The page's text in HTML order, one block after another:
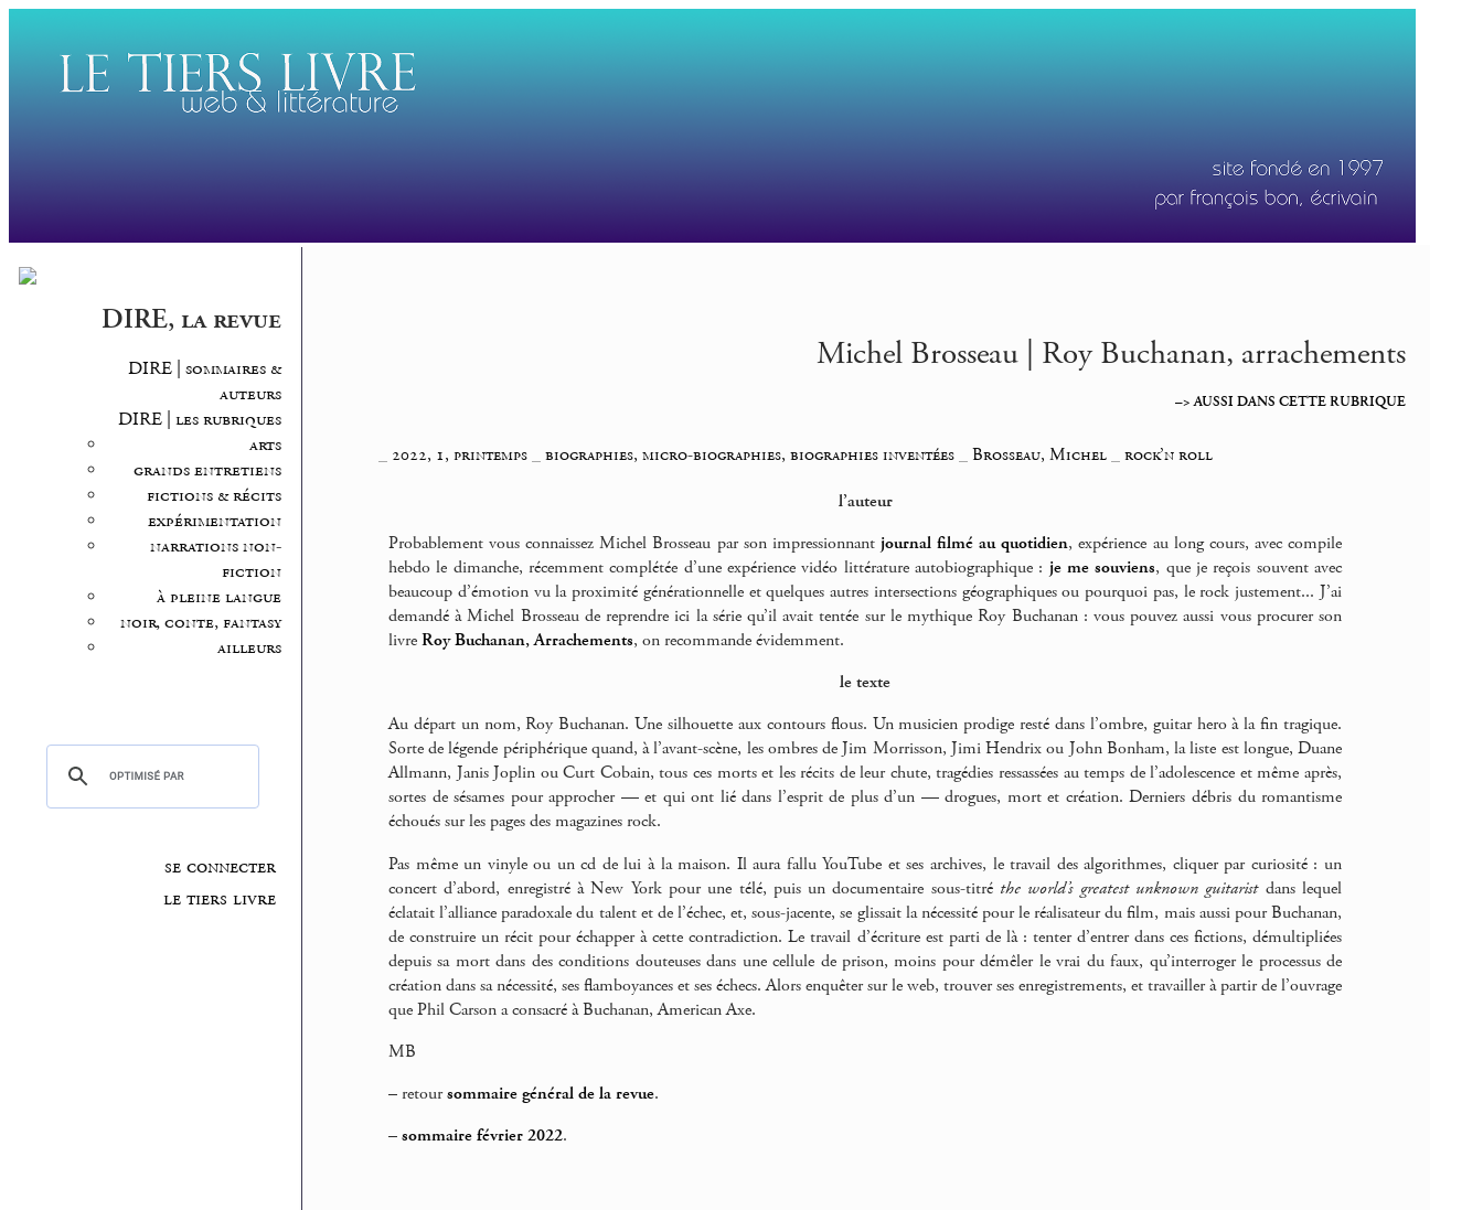
DIRE, la revue
DIRE | sommaires &
auteurs
DIRE | les rubriques
arts
grands entretiens
fictions & récits
expérimentation
narrations non-
fiction
à pleine langue
noir, conte, fantasy
ailleurs
se connecter
le tiers livre
Michel Brosseau | Roy Buchanan, arrachements
–> AUSSI DANS CETTE RUBRIQUE
_ 2022, 1, printemps _biographies, micro-biographies, biographies inventées _Brosseau, Michel _rock’n roll
l’auteur
Probablement vous connaissez Michel Brosseau par son impressionnant journal filmé au quotidien, expérience au long cours, avec compile
hebdo le dimanche, récemment complétée d’une expérience vidéo littérature autobiographique : je me souviens, que je reçois souvent avec
beaucoup d’émotion vu la proximité générationnelle et quelques autres intersections géographiques ou pourquoi pas, le rock justement... J’ai
demandé à Michel Brosseau de reprendre ici la série qu’il avait tentée sur le mythique Roy Buchanan : vous pouvez aussi vous procurer son
livreRoy Buchanan, Arrachements, on recommande évidemment.
le texte
Au départ un nom, Roy Buchanan. Une silhouette aux contours flous. Un musicien prodige resté dans l’ombre, guitar hero à la fin tragique.
Sorte de légende périphérique quand, à l’avant-scène, les ombres de Jim Morrisson, Jimi Hendrix ou John Bonham, la liste est longue, Duane
Allmann, Janis Joplin ou Curt Cobain, tous ces morts et les récits de leur chute, tragédies ressassées au temps de l’adolescence et même après,
sortes de sésames pour approcher — et qui ont lié dans l’esprit de plus d’un — drogues, mort et création. Derniers débris du romantisme
échoués sur les pages des magazines rock.
Pas même un vinyle ou un cd de lui à la maison. Il aura fallu YouTube et ses archives, le travail des algorithmes, cliquer par curiosité : un
concert d’abord, enregistré à New York pour une télé, puis un documentaire sous-titré the world’s greatest unknown guitaristdans lequel
éclatait l’alliance paradoxale du talent et de l’échec, et, sous-jacente, se glissait la nécessité pour le réalisateur du film, mais aussi pour Buchanan,
de construire un récit pour échapper à cette contradiction. Le travail d’écriture est parti de là : tenter d’entrer dans ces fictions, démultipliées
depuis sa mort dans des conditions douteuses dans une cellule de prison, moins pour démêler le vrai du faux, qu’interroger le processus de
création dans sa nécessité, ses flamboyances et ses échecs. Alors enquêter sur le web, trouver ses enregistrements, et travailler à partir de l’ouvrage
que Phil Carson a consacré à Buchanan, American Axe.
MB
–retoursommaire général de la revue.
–sommaire février 2022.